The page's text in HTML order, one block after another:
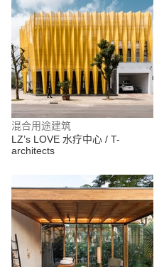
混合用途建筑
LZ’s LOVE 水疗中心 / T-
architects